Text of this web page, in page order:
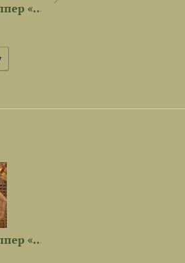
Сумка-шоппер «Феечка и лисы»
Сумка-шоппер «Сказки и...